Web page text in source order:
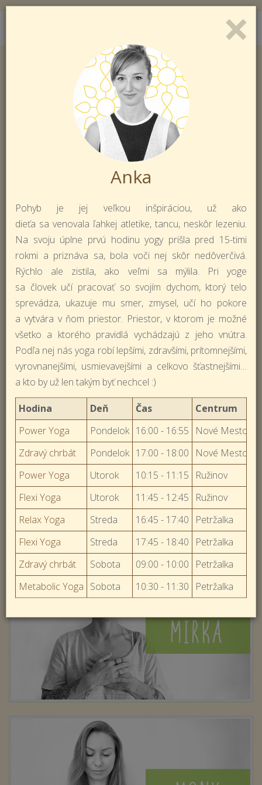
×
Anka
Pohyb je jej veľkou inšpiráciou, už ako
dieťa sa venovala ľahkej atletike, tancu, neskôr lezeniu.
Na svoju úplne prvú hodinu yogy prišla pred 15-timi
rokmi a priznáva sa, bola voči nej skôr nedôverčivá.
Rýchlo ale zistila, ako veľmi sa mýlila. Pri yoge
sa človek učí pracovať so svojím dychom, ktorý telo
sprevádza, ukazuje mu smer, zmysel, učí ho pokore
a vytvára v ňom priestor. Priestor, v ktorom je možné
všetko a ktorého pravidlá vychádzajú z jeho vnútra.
Podľa nej nás yoga robí lepšími, zdravšími, prítomnejšími,
vyrovnanejšími, usmievavejšími a celkovo šťastnejšími…
a kto by už len takým byť nechcel :)
Hodina Deň Čas
Centrum
Power Yoga
Pondelok 16:00 - 16:55
Nové Mesto
Zdravý chrbát
Pondelok 17:00 - 18:00
Nové Mesto
Power Yoga
Utorok 10:15 - 11:15
Ružinov
Flexi Yoga
Utorok 11:45 - 12:45
Ružinov
Relax Yoga
Streda 16:45 - 17:40
Petržalka
Flexi Yoga
Streda 17:45 - 18:40
Petržalka
Zdravý chrbát
Sobota 09:00 - 10:00
Petržalka
Metabolic Yoga Sobota 10:30 - 11:30 Petržalka
Registrácia